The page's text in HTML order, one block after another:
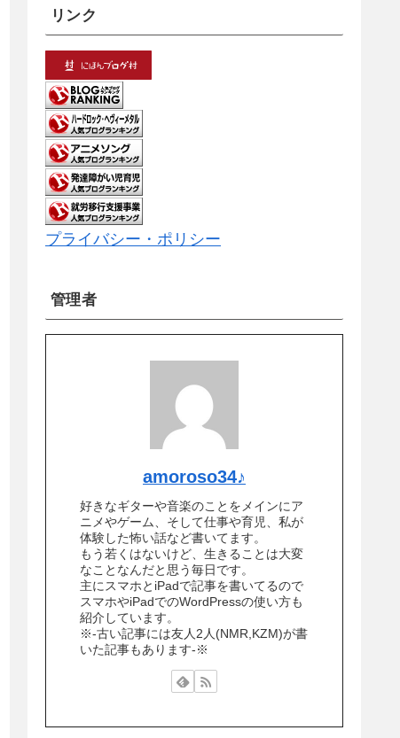
リンク
プライバシー・ポリシー
管理者
amoroso34♪
好きなギターや音楽のことをメインにア
ニメやゲーム、そして仕事や育児、私が
体験した怖い話など書いてます。
もう若くはないけど、生きることは大変
なことなんだと思う毎日です。
主にスマホとiPadで記事を書いてるので
スマホやiPadでのWordPressの使い方も
紹介しています。
※-古い記事には友人2人(NMR,KZM)が書
いた記事もあります-※